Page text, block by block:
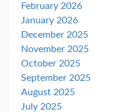
February 2026
January 2026
December 2025
November 2025
October 2025
September 2025
August 2025
July 2025